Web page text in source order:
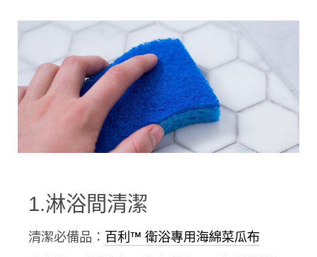
1.淋浴間清潔
清潔必備品： 百利™ 衛浴專用海綿菜瓜布